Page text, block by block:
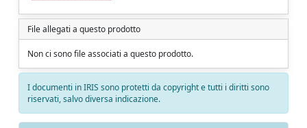
File allegati a questo prodotto
Non ci sono file associati a questo prodotto.
I documenti in IRIS sono protetti da copyright e tutti i diritti sono
riservati, salvo diversa indicazione.